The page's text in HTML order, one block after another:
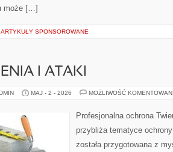
może […]
ARTYKUŁY SPONSOROWANE
I ATAKI
MAJ - 2 - 2026 MOŻLIWOŚĆ
Profesjonalna ochrona
przybliża tematyce
została przygotowana z